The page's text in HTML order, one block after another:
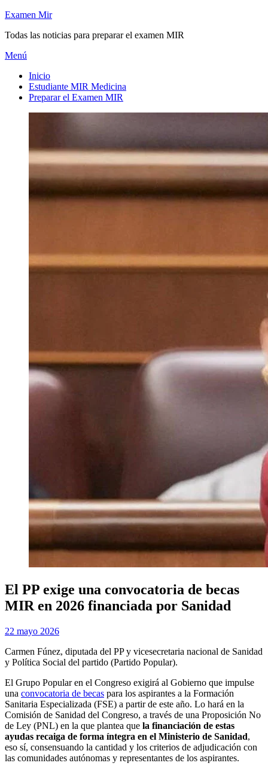
Saltar
contenido
Examen Mir
Todas las noticias para preparar el examen MIR
Menú
Inicio
Estudiante MIR Medicina
Preparar el Examen MIR
El PP exige una convocatoria de becas
MIR en 2026 financiada por Sanidad
porExamen MIR
Publicada
22 mayo 2026
Carmen Fúnez, diputada del PP y vicesecretaria nacional de Sanidad
y Política Social del partido (Partido Popular).
El Grupo Popular en el Congreso exigirá al Gobierno que impulse
una convocatoria de becas para los aspirantes a la Formación
Sanitaria Especializada (FSE) a partir de este año. Lo hará en la
Comisión de Sanidad del Congreso, a través de una Proposición No
de Ley (PNL) en la que plantea que la financiación de estas
ayudas recaiga de forma íntegra en el Ministerio de Sanidad,
eso sí, consensuando la cantidad y los criterios de adjudicación con
las comunidades autónomas y representantes de los aspirantes.